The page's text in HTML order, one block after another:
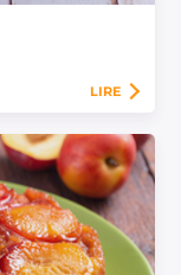
LIRE